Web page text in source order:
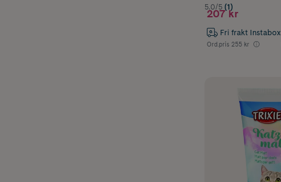
5.0/5 (1)
207 kr
Fri frakt Instabox
Ord.pris 255 kr